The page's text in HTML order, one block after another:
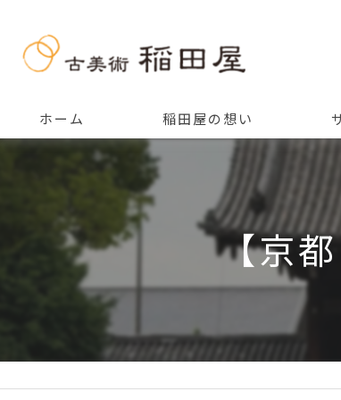
ホーム 稲田屋の想い
ご挨拶
【京